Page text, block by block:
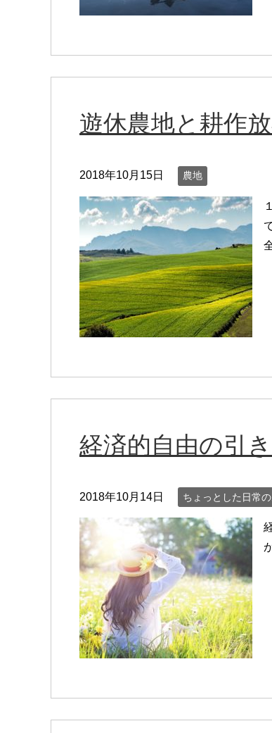
遊休農地と耕作
2018年10月15日 農地
経済的自由の引
2018年10月14日 ちょっとした日常